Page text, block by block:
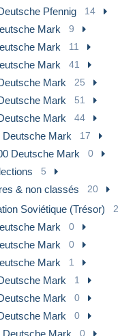
Pfennig 14
Mark 9
Mark 11
Mark 41
Mark 25
Mark 51
Mark 44
Deutsche Mark 17
Deutsche Mark 0
5
& non classés 20
Soviétique (Trésor) 2
Mark 0
Mark 0
Mark 1
Mark 1
Mark 0
Mark 0
Deutsche Mark 0